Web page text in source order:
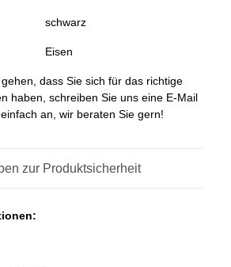
schwarz
Eisen
dass Sie sich für das richtige
haben, schreiben Sie uns eine E-Mail
an, wir beraten Sie gern!
zur Produktsicherheit